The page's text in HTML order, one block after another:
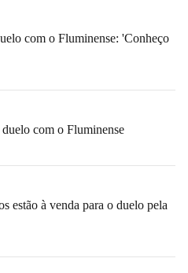
com o Fluminense: 'Conheço
com o Fluminense
estão à venda para o duelo pela